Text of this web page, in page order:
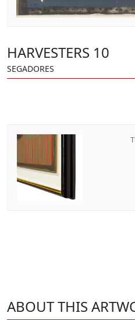
HARVESTERS 10
SEGADORES
ABOUT THIS